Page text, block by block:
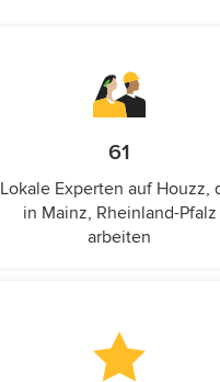
61
Lokale Experten auf Houzz,
in Mainz, Rheinland-Pfalz
arbeiten